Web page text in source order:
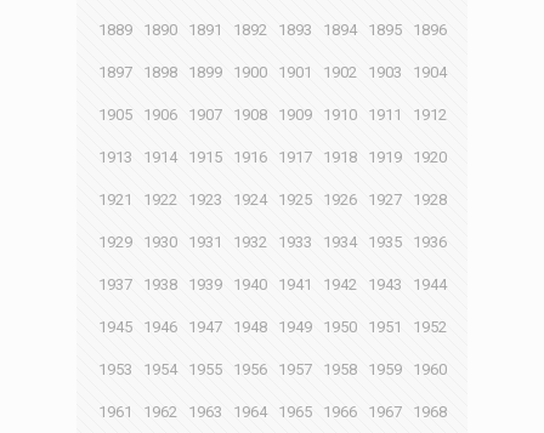
1889 1890 1891 1892 1893 1894 1895 1896
1897 1898 1899 1900 1901 1902 1903 1904
1905 1906 1907 1908 1909 1910 1911 1912
1913 1914 1915 1916 1917 1918 1919 1920
1921 1922 1923 1924 1925 1926 1927 1928
1929 1930 1931 1932 1933 1934 1935 1936
1937 1938 1939 1940 1941 1942 1943 1944
1945 1946 1947 1948 1949 1950 1951 1952
1953 1954 1955 1956 1957 1958 1959 1960
1961 1962 1963 1964 1965 1966 1967 1968